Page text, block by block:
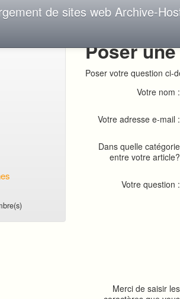
de sites web Archive-
Poser
Poser votre question ci-
Votre nom :
Votre adresse e-mail :
Dans quelle catégorie
entre votre article?
Votre question :
Merci de saisir les